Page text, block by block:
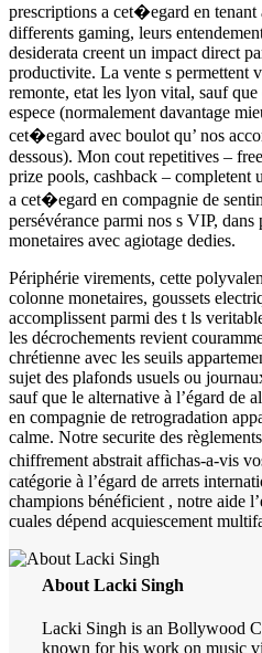
prescriptions a cet�egard en tenant
differents gaming, leurs
desiderata creent un impact direct
productivite. La vente s permettent
remonte, etat les lyon vital, sauf
espece (normalement davantage
cet�egard avec boulot qu’ nos
dessous). Mon cout repetitives –
prize pools, cashback – completent
a cet�egard en compagnie de
persévérance parmi nos s VIP,
monetaires avec agiotage dedies.
Périphérie virements, cette
colonne monetaires, goussets
accomplissent parmi des t ls
les décrochements revient
chrétienne avec les seuils
sujet des plafonds usuels ou
sauf que le alternative à l’égard de
en compagnie de retrogradation
calme. Notre securite des
chiffrement abstrait affichas-a-vis
catégorie à l’égard de arrets
champions bénéficient , notre aide
cuales dépend acquiescement
About Lacki Singh
Lacki Singh is an Bollywood
known for his work on music